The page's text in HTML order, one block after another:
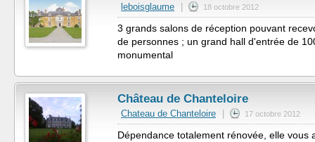
leboisglaume 18 octobre 2012
3 grands salons de réception pouvant
de personnes ; un grand hall d'entrée de
monumental
Château de Chanteloire
Chateau de Chanteloire 17 octobre 2012
Dépendance totalement rénovée, elle vous